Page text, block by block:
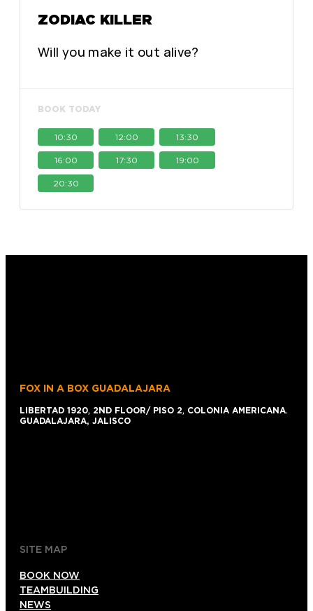
ZODIAC KILLER
Will you make it out alive?
BOOK TODAY
10:30 12:00 13:30
16:00 17:30 19:00
20:30
FOX IN A BOX GUADALAJARA
LIBERTAD 1920, 2ND FLOOR/ PISO 2, COLONIA AMERICANA.
GUADALAJARA, JALISCO
SITE MAP
BOOK NOW
TEAMBUILDING
NEWS